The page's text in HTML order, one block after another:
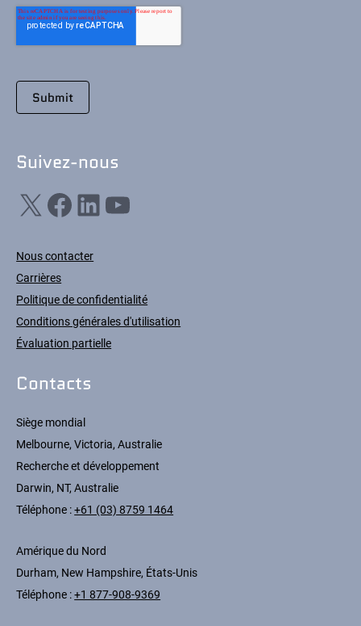
Suivez-nous
X Facebook LinkedIn YouTube
Nous contacter
Carrières
Politique de confidentialité
Conditions générales d'utilisation
Évaluation partielle
Contacts
Siège mondial
Melbourne, Victoria, Australie
Recherche et développement
Darwin, NT, Australie
Téléphone :+61 (03) 8759 1464
Amérique du Nord
Durham, New Hampshire, États-Unis
Téléphone :+1 877-908-9369